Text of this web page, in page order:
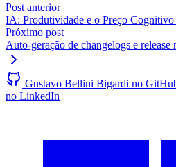
Post anterior
IA: Produtividade e o Preço
Próximo post
Auto-geração de changelogs e
Gustavo Bellini Bigardi no
no LinkedIn